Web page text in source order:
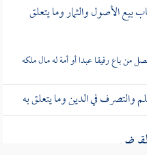
بيع الأصول والثمار وما يتعلق
من باع رقيقا عبدا أو أمة له مال ملكه
والتصرف في الدين وما يتعلق به